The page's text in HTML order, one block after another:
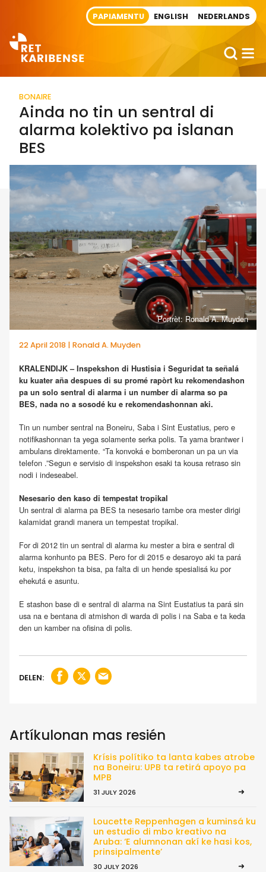
PAPIAMENTU ENGLISH NEDERLANDS
BONAIRE
Ainda no tin un sentral di
alarma kolektivo pa islanan
BES
Portrèt: Ronald A. Muyden
22 April 2018 | Ronald A. Muyden
KRALENDIJK – Inspekshon di Hustisia i Seguridat ta señalá
ku kuater aña despues di su promé rapòrt ku rekomendashon
pa un solo sentral di alarma i un number di alarma so pa
BES, nada no a sosodé ku e rekomendashonnan aki.
Tin un number sentral na Boneiru, Saba i Sint Eustatius, pero e
notifikashonnan ta yega solamente serka polis. Ta yama brantwer i
ambulans direktamente. “Ta konvoká e bomberonan un pa un via
telefon .”Segun e servisio di inspekshon esaki ta kousa retraso sin
nodi i indeseabel.
Nesesario den kaso di tempestat tropikal
Un sentral di alarma pa BES ta nesesario tambe ora mester dirigi
kalamidat grandi manera un tempestat tropikal.
For di 2012 tin un sentral di alarma ku mester a bira e sentral di
alarma konhunto pa BES. Pero for di 2015 e desaroyo aki ta pará
ketu, inspekshon ta bisa, pa falta di un hende spesialisá ku por
ehekutá e asuntu.
E stashon base di e sentral di alarma na Sint Eustatius ta pará sin
usa na e bentana di atmishon di warda di polis i na Saba e ta keda
den un kamber na ofisina di polis.
DELEN:
Artíkulonan mas resién
Krísis polítiko ta lanta kabes atrobe
na Boneiru: UPB ta retirá apoyo pa
MPB
31 JULY 2026
Loucette Reppenhagen a kuminsá ku
un estudio di mbo kreativo na
Aruba: ‘E alumnonan akí ke hasi kos,
prinsipalmente’
30 JULY 2026